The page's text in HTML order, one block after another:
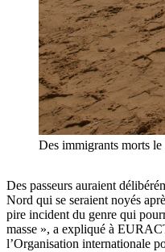
Des immigrants morts
Des passeurs auraient
Nord qui se seraient noyés
pire incident du genre qui
masse », a expliqué à
l’Organisation internationale